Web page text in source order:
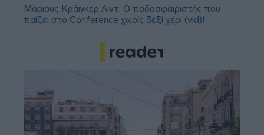
Μάριους Κράιγκερ Λιντ: Ο ποδοσφαιριστής που
παίζει στο Conference χωρίς δεξί χέρι (vid)!